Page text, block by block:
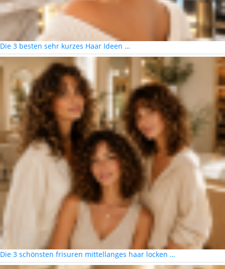
Die 3 besten sehr kurzes Haar Ideen …
Die 3 schönsten frisuren mittellanges haar locken …